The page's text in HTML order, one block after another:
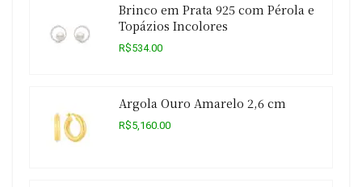
Brinco em Prata 925 com Pérola e
Topázios Incolores
R$534.00
Argola Ouro Amarelo 2,6 cm
R$5,160.00